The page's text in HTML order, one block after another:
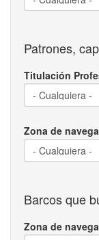
Patrones,
Titulación
Zona de
Barcos que
Zona de